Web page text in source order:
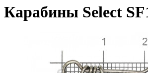
Карабины Select